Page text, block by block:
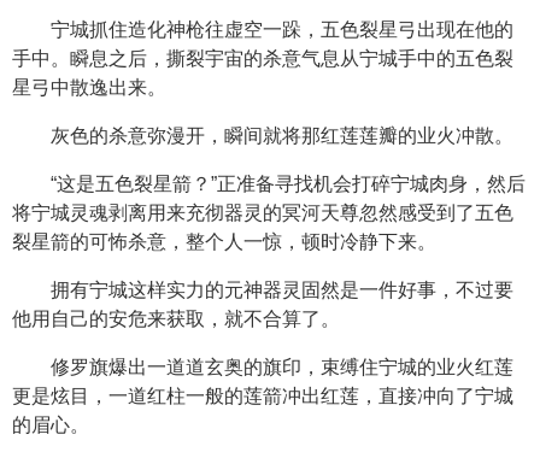
宁城抓住造化神枪往虚空一跺，五色裂星弓出现在他的
手中。瞬息之后，撕裂宇宙的杀意气息从宁城手中的五色裂
星弓中散逸出来。
灰色的杀意弥漫开，瞬间就将那红莲莲瓣的业火冲散。
“这是五色裂星箭？”正准备寻找机会打碎宁城肉身，然后
将宁城灵魂剥离用来充彻器灵的冥河天尊忽然感受到了五色
裂星箭的可怖杀意，整个人一惊，顿时冷静下来。
拥有宁城这样实力的元神器灵固然是一件好事，不过要
他用自己的安危来获取，就不合算了。
修罗旗爆出一道道玄奥的旗印，束缚住宁城的业火红莲
更是炫目，一道红柱一般的莲箭冲出红莲，直接冲向了宁城
的眉心。